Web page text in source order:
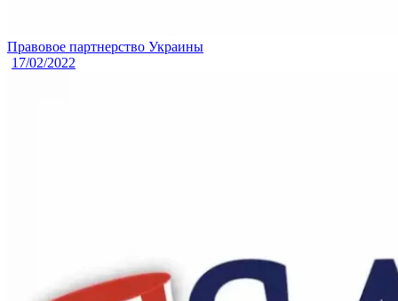
Правовое партнерство Украины
17/02/2022